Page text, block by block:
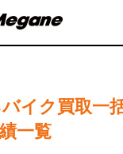
イク買取一
一覧